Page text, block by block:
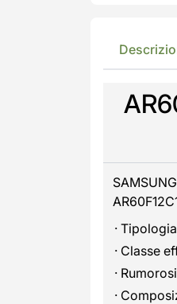
SAMSUNG
·
· Classe
·
·